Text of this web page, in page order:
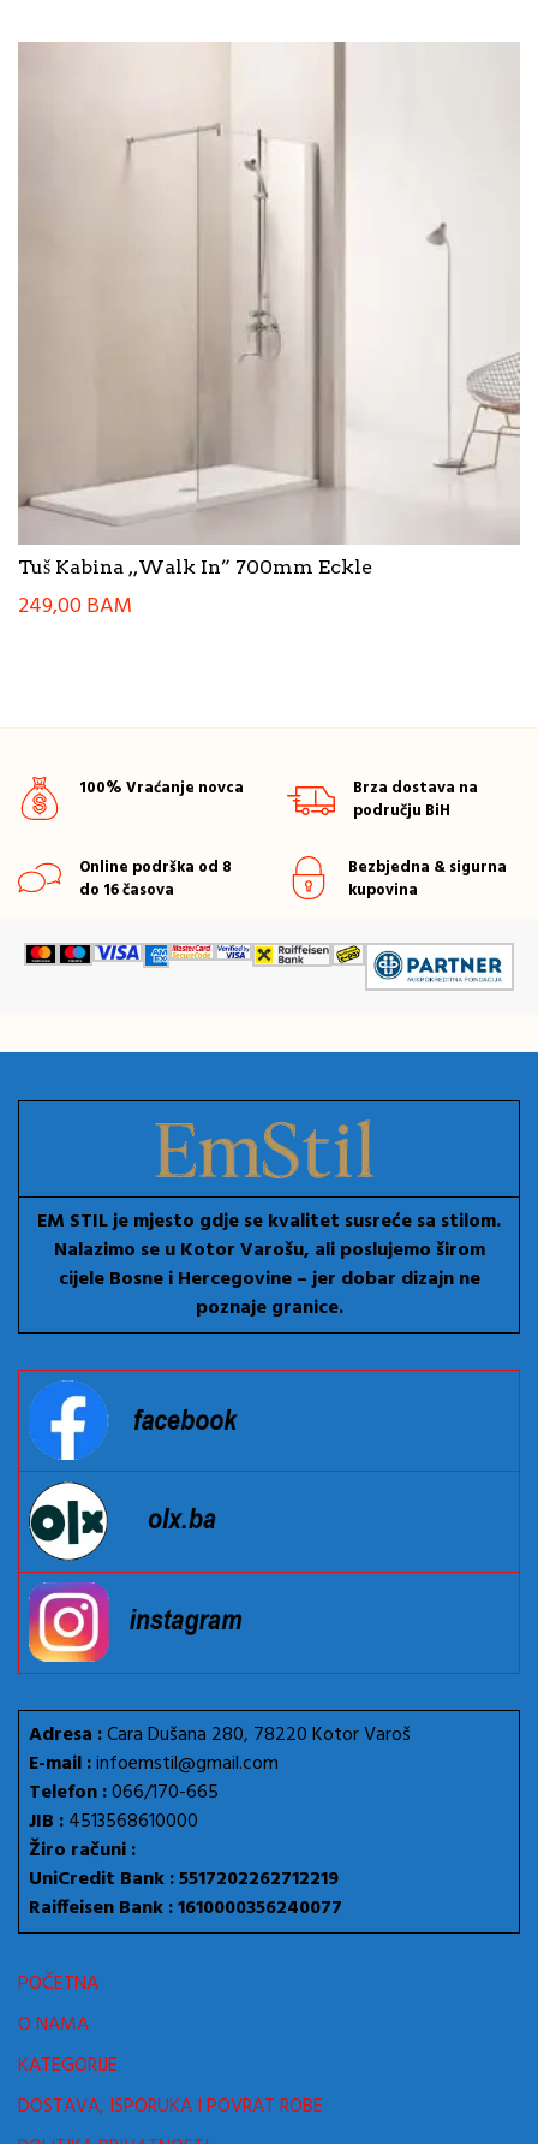
Tuš Kabina ,,Walk In” 700mm Eckle
249,00BAM
100% Vraćanje novca
Brza dostava na
području BiH
Online podrška od 8
do 16 časova
Bezbjedna & sigurna
kupovina
EM STIL je mjesto gdje se kvalitet susreće sa stilom.
Nalazimo se u Kotor Varošu, ali poslujemo širom
cijele Bosne i Hercegovine – jer dobar dizajn ne
poznaje granice.
Adresa :Cara Dušana 280, 78220 Kotor Varoš
E-mail :infoemstil@gmail.com
Telefon :066/170-665
JIB :4513568610000
Žiro računi :
UniCredit Bank : 5517202262712219
Raiffeisen Bank : 1610000356240077
POČETNA
O NAMA
KATEGORIJE
DOSTAVA, ISPORUKA I POVRAT ROBE